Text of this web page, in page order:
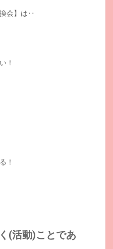
会】は‥
！
！
(活動)ことであ